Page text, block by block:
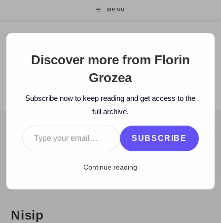
MENU
Florin Grozea
ENTREPRENEUR. FOUNDER/CEO MOCAPP.
BLOG
2010 > July > 2 > Zi de zi > Nisip
Nisip
Discover more from Florin
Grozea
Subscribe now to keep reading and get access to the
full archive.
Type your email…
SUBSCRIBE
Continue reading